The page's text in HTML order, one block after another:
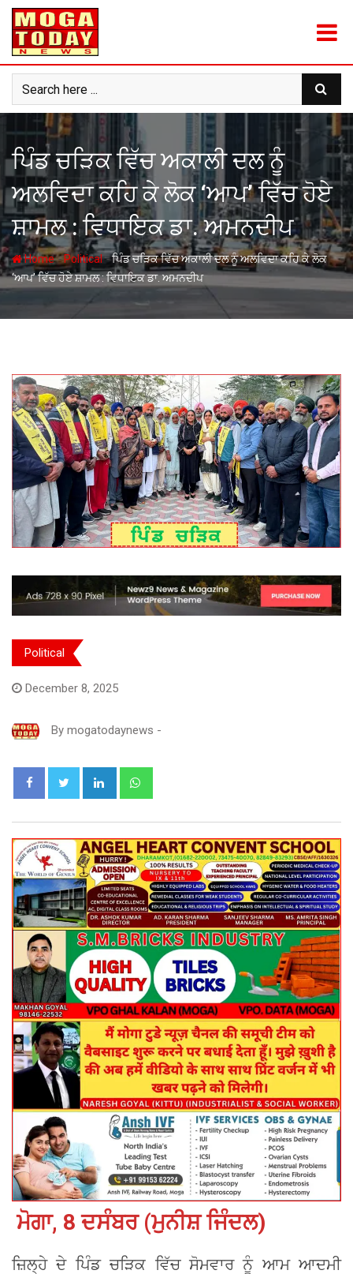
Skip
content
ਪਿੰਡ ਚੜਿਕ ਵਿੱਚ ਅਕਾਲੀ ਦਲ ਨੂੰ
ਅਲਵਿਦਾ ਕਹਿ ਕੇ ਲੋਕ ‘ਆਪ’ ਵਿੱਚ ਹੋਏ
ਸ਼ਾਮਲ : ਵਿਧਾਇਕ ਡਾ. ਅਮਨਦੀਪ
Home-Political-ਪਿੰਡ ਚੜਿਕ ਵਿੱਚ ਅਕਾਲੀ ਦਲ ਨੂੰ ਅਲਵਿਦਾ ਕਹਿ ਕੇ ਲੋਕ
‘ਆਪ’ ਵਿੱਚ ਹੋਏ ਸ਼ਾਮਲ : ਵਿਧਾਇਕ ਡਾ. ਅਮਨਦੀਪ
Political
December 8, 2025
By mogatodaynews -
LinkedIn
ਮੋਗਾ, 8 ਦਸੰਬਰ (ਮੁਨੀਸ਼ ਜਿੰਦਲ)
ਜ਼ਿਲ੍ਹੇ ਦੇ ਪਿੰਡ ਚੜਿਕ ਵਿੱਚ ਸੋਮਵਾਰ ਨੂੰ ਆਮ ਆਦਮੀ